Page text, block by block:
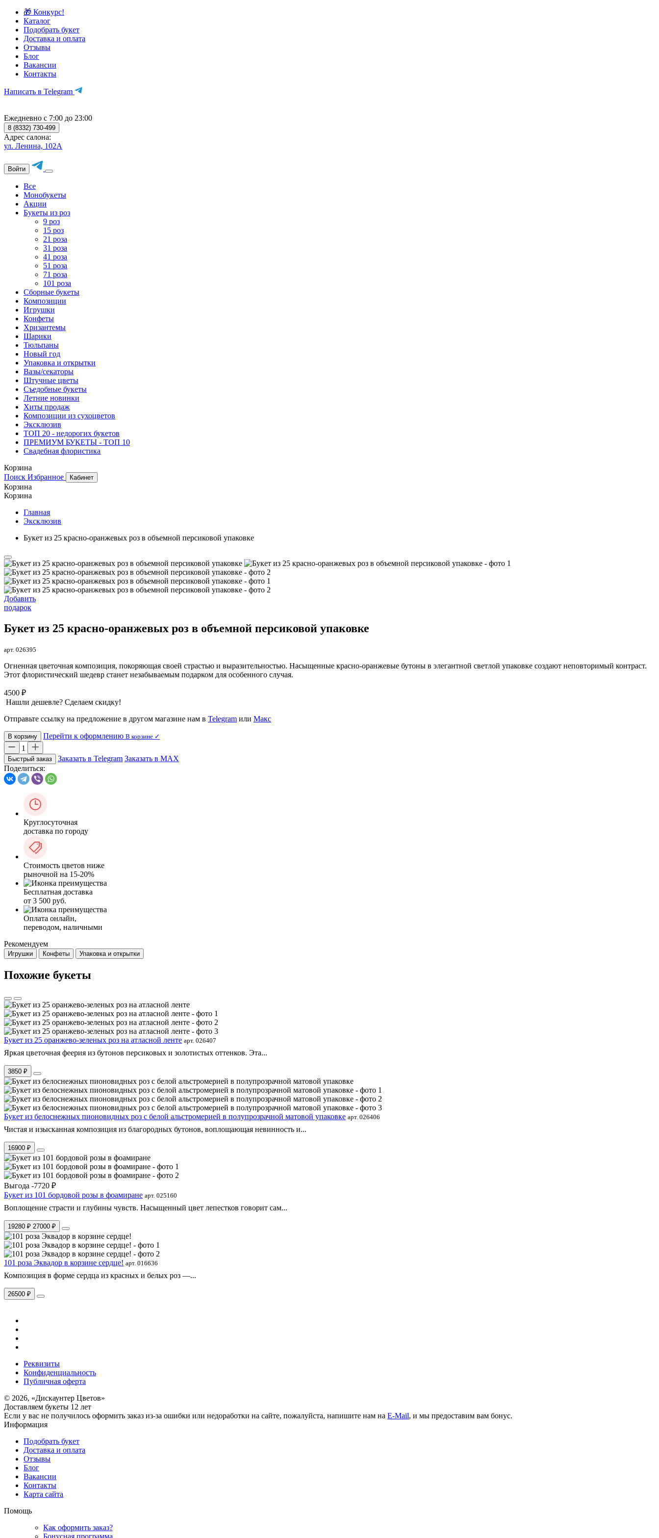
🎁 Конкурс!
Каталог
Подобрать букет
Доставка и оплата
Отзывы
Блог
Вакансии
Контакты
Написать в Telegram
Ежедневно с 7:00 до 23:00
8 (8332) 730-499
Адрес салона:
ул. Ленина, 102А
Войти
Все
Монобукеты
Акции
Букеты из роз
9 роз
15 роз
21 роза
31 роза
41 роза
51 роза
71 роза
101 роза
Сборные букеты
Композиции
Игрушки
Конфеты
Хризантемы
Шарики
Тюльпаны
Новый год
Упаковка и открытки
Вазы/секаторы
Штучные цветы
Съедобные букеты
Летние новинки
Хиты продаж
Композиции из сухоцветов
Эксклюзив
ТОП 20 - недорогих букетов
ПРЕМИУМ БУКЕТЫ - ТОП 10
Свадебная флористика
Корзина
Поиск Избранное Кабинет
Корзина
Корзина
Главная
Эксклюзив
Букет из 25 красно-оранжевых роз в объемной персиковой упаковке
Добавить
подарок
Букет из 25 красно-оранжевых роз в объемной персиковой упаковке
арт. 026395
Огненная цветочная композиция, покоряющая своей страстью и выразительностью. Насыщенные красно-оранжевые бутоны в элегантной светлой упаковке создают неповторимый контраст.
Этот флористический шедевр станет незабываемым подарком для особенного случая.
4500 ₽
Нашли дешевле? Сделаем скидку!
Отправьте ссылку на предложение в другом магазине нам в Telegram или Макс
В корзину Перейти к оформлению В корзине ✓
1
Быстрый заказ Заказать в Telegram Заказать в MAX
Поделиться:
Круглосуточная
доставка по городу
Стоимость цветов ниже
рыночной на 15-20%
Бесплатная доставка
от 3 500 руб.
Оплата онлайн,
переводом, наличными
Рекомендуем
Игрушки Конфеты Упаковка и открытки
Похожие букеты
Букет из 25 оранжево-зеленых роз на атласной ленте арт. 026407
Яркая цветочная феерия из бутонов персиковых и золотистых оттенков. Эта...
3850 ₽
Букет из белоснежных пионовидных роз с белой альстромерией в полупрозрачной матовой упаковке арт. 026406
Чистая и изысканная композиция из благородных бутонов, воплощающая невинность и...
16900 ₽
Выгода -7720 ₽
Букет из 101 бордовой розы в фоамиране арт. 025160
Воплощение страсти и глубины чувств. Насыщенный цвет лепестков говорит сам...
19280 ₽ 27000 ₽
101 роза Эквадор в корзине сердце! арт. 016636
Композиция в форме сердца из красных и белых роз —...
26500 ₽
Реквизиты
Конфиденциальность
Публичная оферта
© 2026, «Дискаунтер Цветов»
Доставляем букеты 12 лет
Если у вас не получилось оформить заказ из-за ошибки или недоработки на сайте, пожалуйста, напишите нам на E-Mail, и мы предоставим вам бонус.
Информация
Подобрать букет
Доставка и оплата
Отзывы
Блог
Вакансии
Контакты
Карта сайта
Помощь
Как оформить заказ?
Бонусная программа